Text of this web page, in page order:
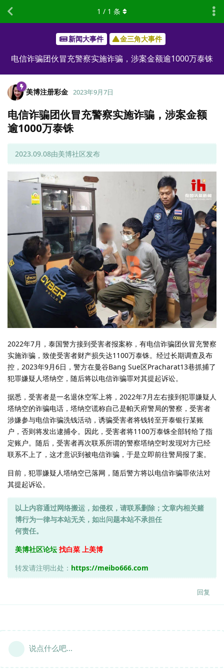
新闻大事件 金三角大事件
电信诈骗团伙冒充警察实施诈骗，涉案金额逾1000万泰铢
1 / 1 条
美博注册彩金 2023年9月7日
电信诈骗团伙冒充警察实施诈骗，涉案金额
逾1000万泰铢
2023.09.08由美博社区发布
2022年7月，泰国警方接到受害者报案称，有电信诈骗团伙冒充警察
实施诈骗，致使受害者财产损失达1100万泰铢。经过长期调查及布
控，2023年9月6日，警方在曼谷Bang Sue区Pracharat13巷抓捕了
犯罪嫌疑人塔纳空，随后将以电信诈骗罪对其提起诉讼。
据悉，受害者是一名退休空军上将，2022年7月左右接到犯罪嫌疑人
塔纳空的诈骗电话，塔纳空谎称自己是帕夭府警局的警察，受害者
涉嫌参与电信诈骗洗钱活动，诱骗受害者将钱转至开泰银行某账
户，否则将发出逮捕令。因此，受害者将1100万泰铢全部转给了指
定账户。随后，受害者再次联系所谓的警察塔纳空时发现对方已经
联系不上了，这才意识到被电信诈骗，于是立即前往警局报了案。
目前，犯罪嫌疑人塔纳空已落网，随后警方将以电信诈骗罪依法对
其提起诉讼。
以上内容通过网络搬运，如侵权，请联系删除；文章内相关赌
博行为一律与本站无关，如出问题本站不承担任
何责任。
美博社区论坛 找白菜 上美博
转发请注明出处： https://meibo666.com
回复
说点什么吧...